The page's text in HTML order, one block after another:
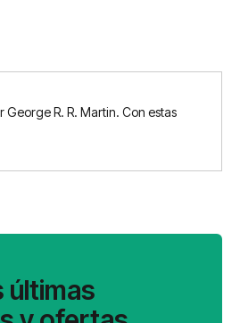
R. R. Martin. Con estas
últimas